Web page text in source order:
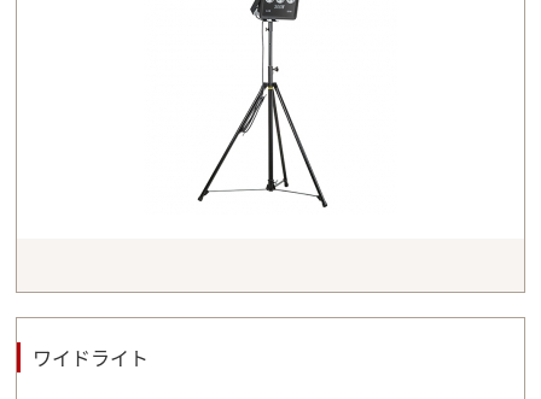
ワイドライト